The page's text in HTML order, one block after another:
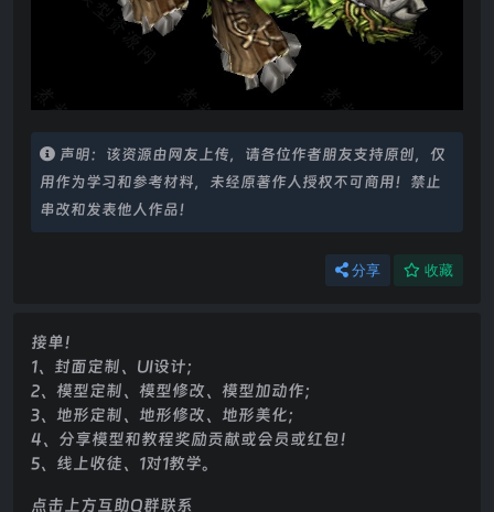
声明：该资源由网友上传，请各位作者朋友支持原创，仅
用作为学习和参考材料，未经原著作人授权不可商用！禁止
串改和发表他人作品！
分享 收藏
接单！
1、封面定制、UI设计；
2、模型定制、模型修改、模型加动作；
3、地形定制、地形修改、地形美化；
4、分享模型和教程奖励贡献或会员或红包！
5、线上收徒、1对1教学。
点击上方互助Q群联系